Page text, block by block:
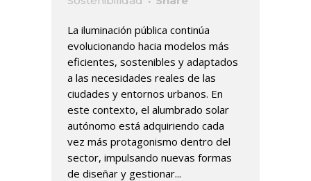
La iluminación pública continúa
evolucionando hacia modelos más
eficientes, sostenibles y adaptados
a las necesidades reales de las
ciudades y entornos urbanos. En
este contexto, el alumbrado solar
autónomo está adquiriendo cada
vez más protagonismo dentro del
sector, impulsando nuevas formas
de diseñar y gestionar...